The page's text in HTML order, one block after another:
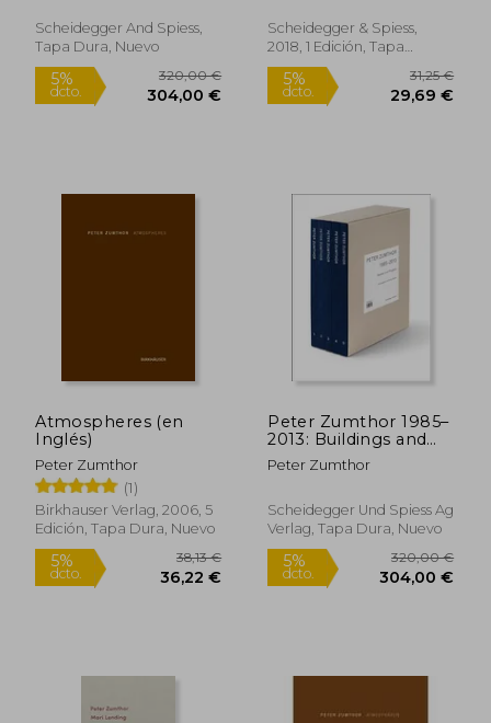
Scheidegger And Spiess,
Tapa Dura, Nuevo
Rápido
Scheidegger & Spiess,
2018, 1 Edición, Tapa
Blanda, Nuevo
Atmospheres (en
Inglés)
Peter Zumthor
(1)
Birkhauser Verlag, 2006, 5
Edición, Tapa Dura, Nuevo
Peter Zumthor 1985–
2013: Buildings and
Projects, German
Language Edition (en
Peter Zumthor
Scheidegger Und Spiess Ag
Verlag, Tapa Dura, Nuevo